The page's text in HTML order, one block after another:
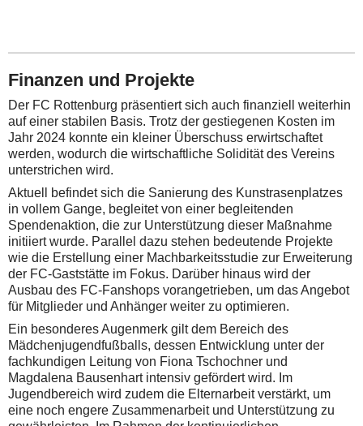
Finanzen und Projekte
Der FC Rottenburg präsentiert sich auch finanziell weiterhin
auf einer stabilen Basis. Trotz der gestiegenen Kosten im
Jahr 2024 konnte ein kleiner Überschuss erwirtschaftet
werden, wodurch die wirtschaftliche Solidität des Vereins
unterstrichen wird.
Aktuell befindet sich die Sanierung des Kunstrasenplatzes
in vollem Gange, begleitet von einer begleitenden
Spendenaktion, die zur Unterstützung dieser Maßnahme
initiiert wurde. Parallel dazu stehen bedeutende Projekte
wie die Erstellung einer Machbarkeitsstudie zur Erweiterung
der FC-Gaststätte im Fokus. Darüber hinaus wird der
Ausbau des FC-Fanshops vorangetrieben, um das Angebot
für Mitglieder und Anhänger weiter zu optimieren.
Ein besonderes Augenmerk gilt dem Bereich des
Mädchenjugendfußballs, dessen Entwicklung unter der
fachkundigen Leitung von Fiona Tschochner und
Magdalena Bausenhart intensiv gefördert wird. Im
Jugendbereich wird zudem die Elternarbeit verstärkt, um
eine noch engere Zusammenarbeit und Unterstützung zu